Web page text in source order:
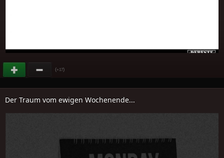
(+17)
Der Traum vom ewigen Wochenende...